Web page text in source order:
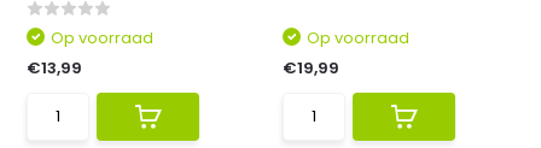
Op voorraad
€13,99
Op voorraad
€19,99